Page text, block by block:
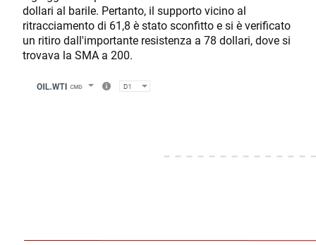
dollari al barile. Pertanto, il supporto vicino al
ritracciamento di 61,8 è stato sconfitto e si è verificato
un ritiro dall'importante resistenza a 78 dollari, dove si
trovava la SMA a 200.